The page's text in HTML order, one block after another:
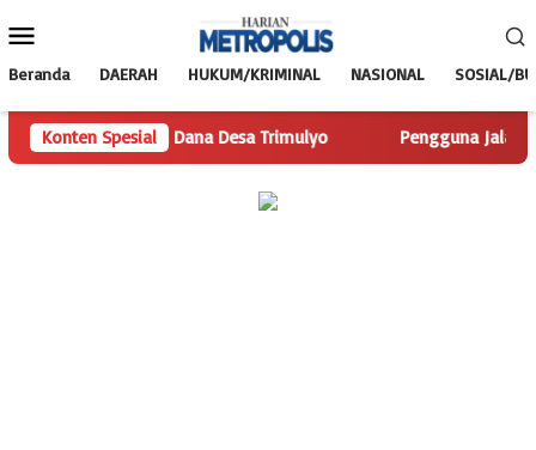
ke
Mobile
Beranda DAERAH HUKUM/KRIMINAL NASIONAL SOSIAL/
Konten Spesial
Telusuri Dana Desa Trimulyo Pengguna Jalan Iskandar